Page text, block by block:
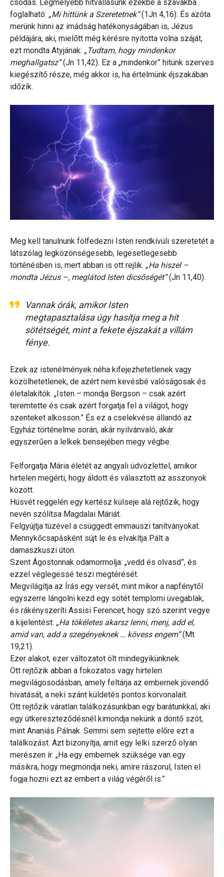
csodás. Legmélyebb hitvallásunk ezekbe a szavakba
foglalható: „Mi hittünk a Szeretetnek”(1Jn 4,16). És azóta
merünk hinni az imádság hatékonyságában is, Jézus
példájára, aki, mielőtt még kérésre nyitotta volna száját,
ezt mondta Atyjának: „Tudtam, hogy mindenkor
meghallgatsz”(Jn 11,42). Ez a „mindenkor” hitünk szerves
kiegészítő része, még akkor is, ha értelmünk éjszakában
időzik.
Meg kell tanulnunk fölfedezni Isten rendkívüli szeretetét a
látszólag legközönségesebb, legesetlegesebb
történésben is, mert abban is ott rejlik. „Ha hiszel –
mondta Jézus –, meglátod Isten dicsőségét”(Jn 11,40).
Vannak órák, amikor Isten
megtapasztalása úgy hasítja meg a hit
sötétségét, mint a fekete éjszakát a villám
fénye.
Ezek az istenélmények néha kifejezhetetlenek vagy
közölhetetlenek, de azért nem kevésbé valóságosak és
életalakítók. „Isten – mondja Bergson – csak azért
teremtette és csak azért forgatja fel a világot, hogy
szenteket alkosson.” És ez a cselekvése állandó az
Egyház történelme során, akár nyilvánvaló, akár
egyszerűen a lelkek bensejében megy végbe.
Felforgatja Mária életét az angyali üdvözlettel, amikor
hirtelen megérti, hogy áldott és választott az asszonyok
között.
Húsvét reggelén egy kertész külseje alá rejtőzik, hogy
nevén szólítsa Magdalai Máriát.
Felgyújtja tüzével a csüggedt emmauszi tanítványokat.
Mennykőcsapásként sújt le és elvakítja Pált a
damaszkuszi úton.
Szent Ágostonnak odamormolja: „vedd és olvasd”, és
ezzel véglegessé teszi megtérését.
Megvilágítja az Írás egy versét, mint mikor a napfénytől
egyszerre lángolni kezd egy sötét templomi üvegablak,
és rákényszeríti Assisi Ferencet, hogy szó szerint vegye
a kijelentést: „Ha tökéletes akarsz lenni, menj, add el,
amid van, add a szegényeknek … kövess engem”(Mt
19,21).
Ezer alakot, ezer változatot ölt mindegyikünknek.
Ott rejtőzik abban a fokozatos vagy hirtelen
megvilágosodásban, amely feltárja az embernek jövendő
hivatását, a neki szánt küldetés pontos körvonalait.
Ott rejtőzik váratlan találkozásunkban egy barátunkkal, aki
egy útkereszteződésnél kimondja nekünk a döntő szót,
mint Ananiás Pálnak. Semmi sem sejtette előre ezt a
találkozást. Azt bizonyítja, amit egy lelki szerző olyan
merészen ír: „Ha egy embernek szüksége van egy
másikra, hogy megmondja neki, amire rászorul, Isten el
fogja hozni ezt az embert a világ végéről is.”